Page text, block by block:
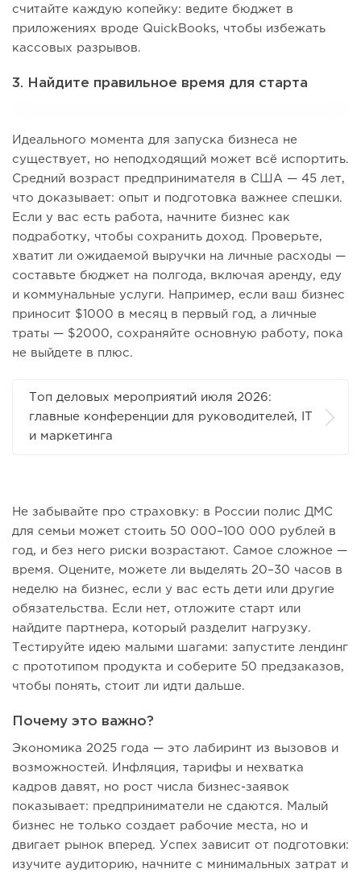
считайте каждую копейку: ведите бюджет в
приложениях вроде QuickBooks, чтобы избежать
кассовых разрывов.
3. Найдите правильное время для старта
Идеального момента для запуска бизнеса не
существует, но неподходящий может всё испортить.
Средний возраст предпринимателя в США — 45 лет,
что доказывает: опыт и подготовка важнее спешки.
Если у вас есть работа, начните бизнес как
подработку, чтобы сохранить доход. Проверьте,
хватит ли ожидаемой выручки на личные расходы —
составьте бюджет на полгода, включая аренду, еду
и коммунальные услуги. Например, если ваш бизнес
приносит $1000 в месяц в первый год, а личные
траты — $2000, сохраняйте основную работу, пока
не выйдете в плюс.
Топ деловых мероприятий июля 2026:
главные конференции для руководителей, IT
и маркетинга
Не забывайте про страховку: в России полис ДМС
для семьи может стоить 50 000–100 000 рублей в
год, и без него риски возрастают. Самое сложное —
время. Оцените, можете ли выделять 20–30 часов в
неделю на бизнес, если у вас есть дети или другие
обязательства. Если нет, отложите старт или
найдите партнера, который разделит нагрузку.
Тестируйте идею малыми шагами: запустите лендинг
с прототипом продукта и соберите 50 предзаказов,
чтобы понять, стоит ли идти дальше.
Почему это важно?
Экономика 2025 года — это лабиринт из вызовов и
возможностей. Инфляция, тарифы и нехватка
кадров давят, но рост числа бизнес-заявок
показывает: предприниматели не сдаются. Малый
бизнес не только создает рабочие места, но и
двигает рынок вперед. Успех зависит от подготовки:
изучите аудиторию, начните с минимальных затрат и